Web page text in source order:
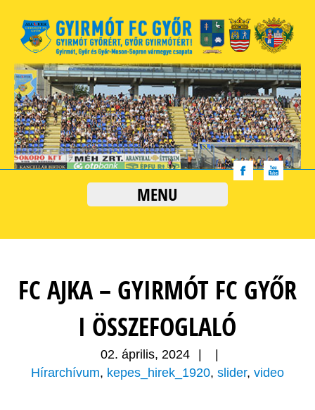
MENU
FC AJKA – GYIRMÓT FC GYŐR
I ÖSSZEFOGLALÓ
02. április, 2024
Hírarchívum, kepes_hirek_1920, slider, video